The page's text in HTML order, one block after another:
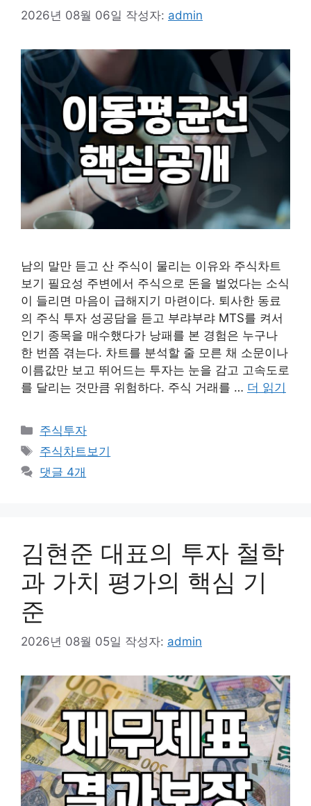
2026년 08월 06일 작성자: admin
남의 말만 듣고 산 주식이 물리는 이유와 주식차트
보기 필요성 주변에서 주식으로 돈을 벌었다는 소식
이 들리면 마음이 급해지기 마련이다. 퇴사한 동료
의 주식 투자 성공담을 듣고 부랴부랴 MTS를 켜서
인기 종목을 매수했다가 낭패를 본 경험은 누구나
한 번쯤 겪는다. 차트를 분석할 줄 모른 채 소문이나
이름값만 보고 뛰어드는 투자는 눈을 감고 고속도로
를 달리는 것만큼 위험하다. 주식 거래를 … 더 읽기
카
테
고
리
주식투자
태
그
주식차트보기
댓글 4개
김현준 대표의 투자 철학
과 가치 평가의 핵심 기
준
2026년 08월 05일 작성자: admin